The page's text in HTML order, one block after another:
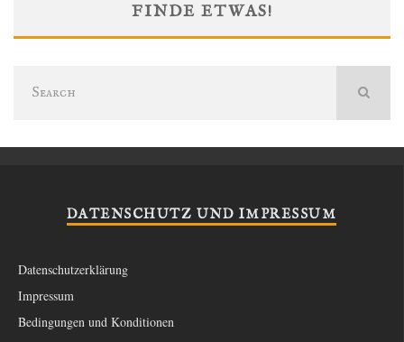
FINDE ETWAS!
DATENSCHUTZ UND IMPRESSUM
Datenschutzerklärung
Impressum
Bedingungen und Konditionen